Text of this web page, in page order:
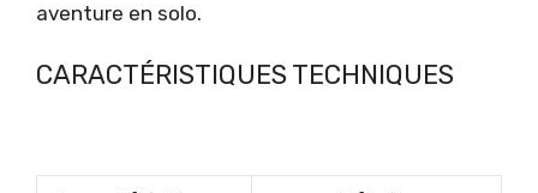
aventure en solo.
CARACTÉRISTIQUES TECHNIQUES